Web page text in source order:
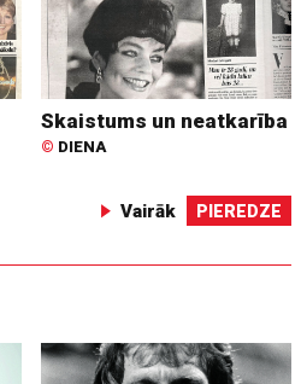
Skaistums un neatkarība
© DIENA
Vairāk PIEREDZE